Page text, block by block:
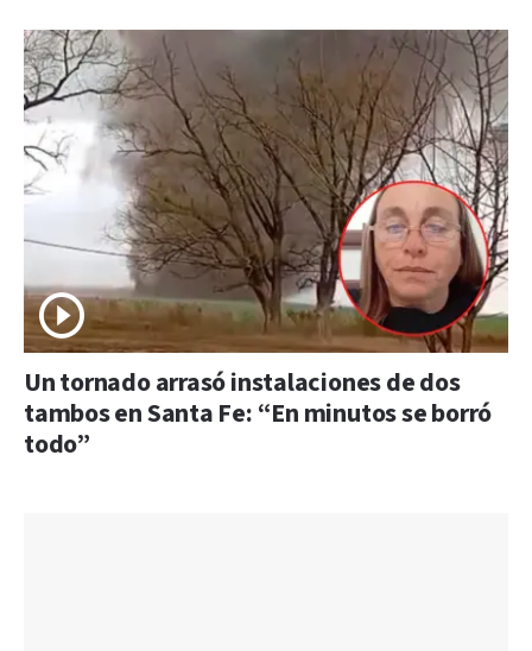
Un tornado arrasó instalaciones de dos
tambos en Santa Fe: “En minutos se borró
todo”